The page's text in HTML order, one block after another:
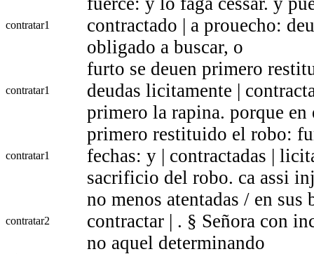
contratar1
contractado | a prouecho:
obligado a buscar, o
contratar1
furto se deuen primero
deudas licitamente |
primero la rapina. porque en
contratar1
primero restituido el robo:
fechas: y | contractadas |
sacrificio del robo. ca assi
contratar2
no menos atentadas / en sus
contractar | . § Señora con
no aquel determinando